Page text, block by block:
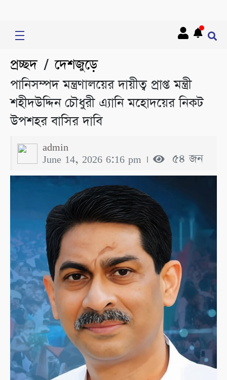
প্রচ্ছদ/দেশজুড়ে
পানিসম্পদ মন্ত্রণালয়ের দায়ীত্ব প্রাপ্ত মন্ত্রী
শহীদউদ্দিন চৌধুরী এ্যানি মহোদয়ের নিকট
উপশহর বাসির দাবি
admin
June 14, 2026 6:16 pm । ৫৪ জন